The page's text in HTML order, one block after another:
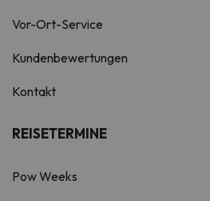
Vor-Ort-Service
Kundenbewertungen
Kontakt
REISETERMINE
Pow Weeks